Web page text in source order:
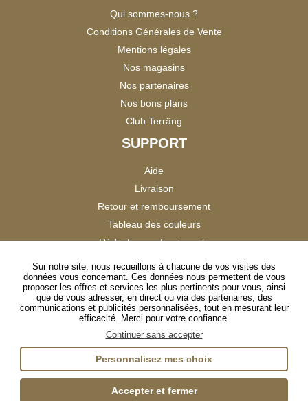
Qui sommes-nous ?
Conditions Générales de Vente
Mentions légales
Nos magasins
Nos partenaires
Nos bons plans
Club Terräng
SUPPORT
Aide
Livraison
Retour et remboursement
Tableau des couleurs
Réduction professionnels
Satisfaction Clients
SUIVEZ-NOUS
InstagramTikTokFacebookYouTubeLinkedIn
Sur notre site, nous recueillons à chacune de vos visites des
données vous concernant. Ces données nous permettent de vous
proposer les offres et services les plus pertinents pour vous, ainsi
que de vous adresser, en direct ou via des partenaires, des
communications et publicités personnalisées, tout en mesurant leur
efficacité. Merci pour votre confiance.
Continuer sans accepter
Personnalisez mes choix
Accepter et fermer